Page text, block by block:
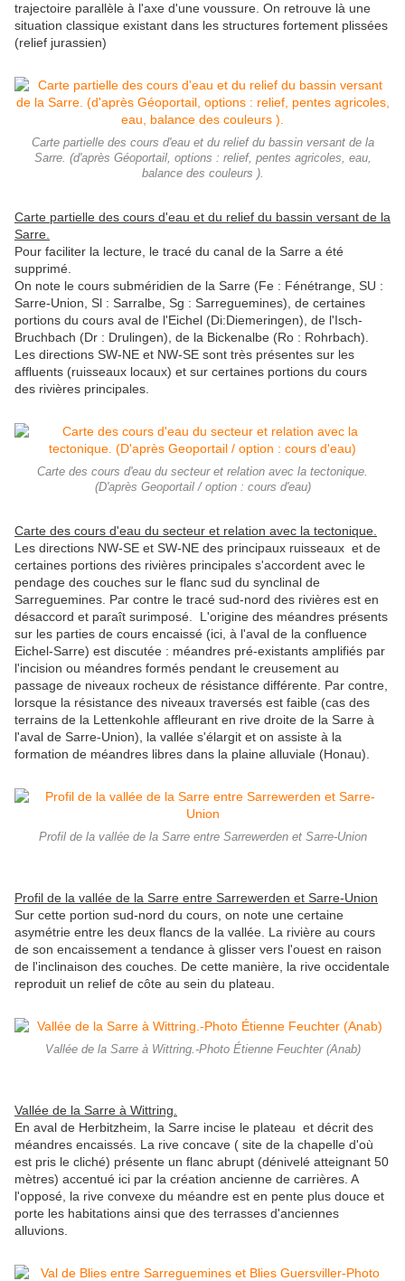
trajectoire parallèle à l'axe d'une voussure. On retrouve là une
situation classique existant dans les structures fortement plissées
(relief jurassien)
Carte partielle des cours d'eau et du relief du bassin versant de la
Sarre. (d'après Géoportail, options : relief, pentes agricoles, eau,
balance des couleurs ).
Carte partielle des cours d'eau et du relief du bassin versant de la
Sarre.
Pour faciliter la lecture, le tracé du canal de la Sarre a été
supprimé.
On note le cours subméridien de la Sarre (Fe : Fénétrange, SU :
Sarre-Union, Sl : Sarralbe, Sg : Sarreguemines), de certaines
portions du cours aval de l'Eichel (Di:Diemeringen), de l'Isch-
Bruchbach (Dr : Drulingen), de la Bickenalbe (Ro : Rohrbach).
Les directions SW-NE et NW-SE sont très présentes sur les
affluents (ruisseaux locaux) et sur certaines portions du cours
des rivières principales.
Carte des cours d'eau du secteur et relation avec la tectonique.
(D'après Geoportail / option : cours d'eau)
Carte des cours d'eau du secteur et relation avec la tectonique.
Les directions NW-SE et SW-NE des principaux ruisseaux et de
certaines portions des rivières principales s'accordent avec le
pendage des couches sur le flanc sud du synclinal de
Sarreguemines. Par contre le tracé sud-nord des rivières est en
désaccord et paraît surimposé. L'origine des méandres présents
sur les parties de cours encaissé (ici, à l'aval de la confluence
Eichel-Sarre) est discutée : méandres pré-existants amplifiés par
l'incision ou méandres formés pendant le creusement au
passage de niveaux rocheux de résistance différente. Par contre,
lorsque la résistance des niveaux traversés est faible (cas des
terrains de la Lettenkohle affleurant en rive droite de la Sarre à
l'aval de Sarre-Union), la vallée s'élargit et on assiste à la
formation de méandres libres dans la plaine alluviale (Honau).
Profil de la vallée de la Sarre entre Sarrewerden et Sarre-Union
Profil de la vallée de la Sarre entre Sarrewerden et Sarre-Union
Sur cette portion sud-nord du cours, on note une certaine
asymétrie entre les deux flancs de la vallée. La rivière au cours
de son encaissement a tendance à glisser vers l'ouest en raison
de l'inclinaison des couches. De cette manière, la rive occidentale
reproduit un relief de côte au sein du plateau.
Vallée de la Sarre à Wittring.-Photo Étienne Feuchter (Anab)
Vallée de la Sarre à Wittring.
En aval de Herbitzheim, la Sarre incise le plateau et décrit des
méandres encaissés. La rive concave ( site de la chapelle d'où
est pris le cliché) présente un flanc abrupt (dénivelé atteignant 50
mètres) accentué ici par la création ancienne de carrières. A
l'opposé, la rive convexe du méandre est en pente plus douce et
porte les habitations ainsi que des terrasses d'anciennes
alluvions.